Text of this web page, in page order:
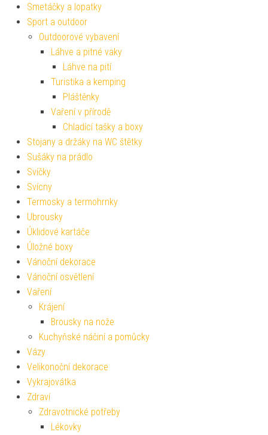
Smetáčky a lopatky
Sport a outdoor
Outdoorové vybavení
Láhve a pitné vaky
Láhve na pití
Turistika a kemping
Pláštěnky
Vaření v přírodě
Chladící tašky a boxy
Stojany a držáky na WC štětky
Sušáky na prádlo
Svíčky
Svícny
Termosky a termohrnky
Ubrousky
Úklidové kartáče
Úložné boxy
Vánoční dekorace
Vánoční osvětlení
Vaření
Krájení
Brousky na nože
Kuchyňské náčiní a pomůcky
Vázy
Velikonoční dekorace
Vykrajovátka
Zdraví
Zdravotnické potřeby
Lékovky